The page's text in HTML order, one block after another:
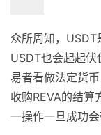
众所周知，USDT
USDT也会起起
易者看做法定货
收购REVA的结算
一操作一旦成功会